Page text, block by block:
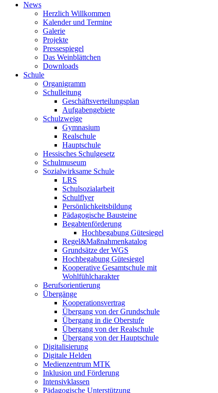
News
Herzlich Willkommen
Kalender und Termine
Galerie
Projekte
Pressespiegel
Das Weinblättchen
Downloads
Schule
Organigramm
Schulleitung
Geschäftsverteilungsplan
Aufgabengebiete
Schulzweige
Gymnasium
Realschule
Hauptschule
Hessisches Schulgesetz
Schulmuseum
Sozialwirksame Schule
LRS
Schulsozialarbeit
Schulflyer
Persönlichkeitsbildung
Pädagogische Bausteine
Begabtenförderung
Hochbegabung Gütesiegel
Regel&Maßnahmenkatalog
Grundsätze der WGS
Hochbegabung Gütesiegel
Kooperative Gesamtschule mit
Wohlfühlcharakter
Berufsorientierung
Übergänge
Kooperationsvertrag
Übergang von der Grundschule
Übergang in die Oberstufe
Übergang von der Realschule
Übergang von der Hauptschule
Digitalisierung
Digitale Helden
Medienzentrum MTK
Inklusion und Förderung
Intensivklassen
Pädagogische Unterstützung